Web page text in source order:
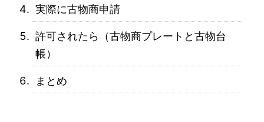
実際に古物商申請
許可されたら（古物商プレートと古物台
帳）
まとめ